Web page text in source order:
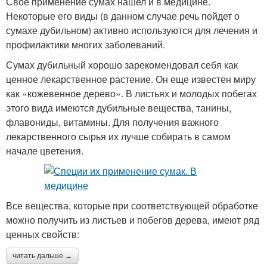
Некоторые его виды (в данном случае речь пойдет о
сумахе дубильном) активно используются для лечения и
профилактики многих заболеваний.
Сумах дубильный хорошо зарекомендовал себя как
ценное лекарственное растение. Он еще известен миру
как «кожевенное дерево». В листьях и молодых побегах
этого вида имеются дубильные вещества, танины,
флавониды, витамины. Для получения важного
лекарственного сырья их лучше собирать в самом
начале цветения.
Все вещества, которые при соответствующей обработке
можно получить из листьев и побегов дерева, имеют ряд
ценных свойств:
читать дальше →